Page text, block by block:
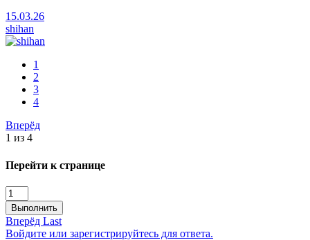
15.03.26
shihan
1
2
3
4
Вперёд
1 из 4
Перейти к странице
Выполнить
Вперёд Last
Войдите или зарегистрируйтесь для ответа.